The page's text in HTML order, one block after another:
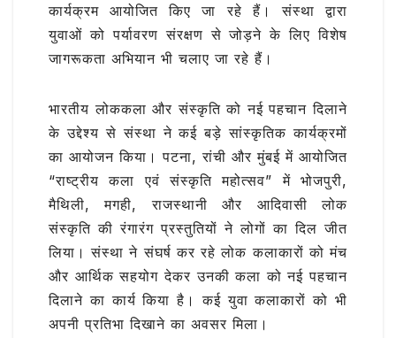
कार्यक्रम आयोजित किए जा रहे हैं। संस्था द्वारा
युवाओं को पर्यावरण संरक्षण से जोड़ने के लिए विशेष
जागरूकता अभियान भी चलाए जा रहे हैं।
भारतीय लोककला और संस्कृति को नई पहचान दिलाने
के उद्देश्य से संस्था ने कई बड़े सांस्कृतिक कार्यक्रमों
का आयोजन किया। पटना, रांची और मुंबई में आयोजित
“राष्ट्रीय कला एवं संस्कृति महोत्सव” में भोजपुरी,
मैथिली, मगही, राजस्थानी और आदिवासी लोक
संस्कृति की रंगारंग प्रस्तुतियों ने लोगों का दिल जीत
लिया। संस्था ने संघर्ष कर रहे लोक कलाकारों को मंच
और आर्थिक सहयोग देकर उनकी कला को नई पहचान
दिलाने का कार्य किया है। कई युवा कलाकारों को भी
अपनी प्रतिभा दिखाने का अवसर मिला।